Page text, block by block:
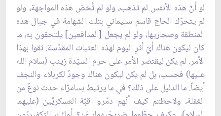
لو أنّ هذه الأنفس لم تذهب، ولو لم تُخض هذه المواجهة، ولو
لم يتحرّك الحاج قاسم سليماني بتلك الشهامة في جبال هذه
المنطقة وصحاريها، ولو لم يجعل [المدافعين] يلتحقون به، ما
كان ليكون هناك أيّ أثرٍ اليوم لهذه العتبات المقدّسة. ثقوا بهذا
الأمر. لم يكن ليقتصر الأمر على حرم السيّدة زينب (سلام الله
عليها) فحسب، بل لم يكن ليكون هناك وجودٌ لكربلاء والنجف
أيضاً. ما الدليل على ذلك؟ في ما يرتبط بسامرّاء حدث نوعٌ من
الغفلة، ولاحظتم كيف أنّهم دمّروا قبّة العسكريَّين (عليهما